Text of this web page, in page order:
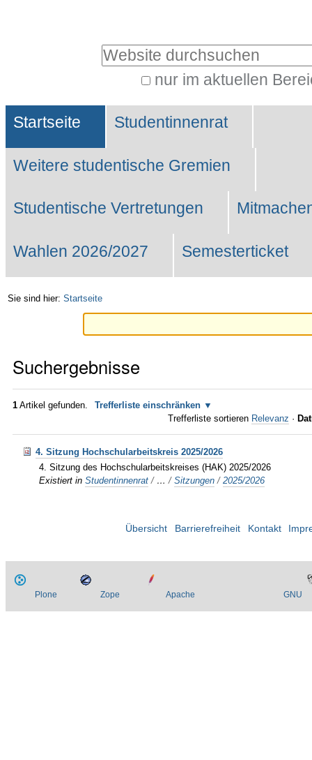
Website durchsuchen
nur im aktuellen
Suche…
Sektionen
Startseite Studentinnenrat
Weitere studentische Gremien
Studentische Vertretungen
Wahlen 2026/2027 Semesterticket
Sie sind hier: Startseite
Suchergebnisse
1 Artikel gefunden.
Trefferliste einschränken
Trefferliste sortieren Relevanz ·
4. Sitzung Hochschularbeitskreis 2025/2026
4. Sitzung des Hochschularbeitskreises (HAK) 2025/2026
Existiert in Studentinnenrat / …/Sitzungen /2025/2026
Übersicht Barrierefreiheit Kontakt
Plone Zope Apache GNU